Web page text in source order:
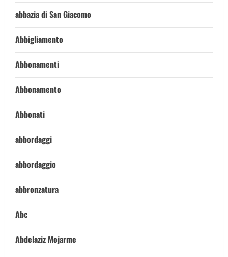
abbazia di San Giacomo
Abbigliamento
Abbonamenti
Abbonamento
Abbonati
abbordaggi
abbordaggio
abbronzatura
Abc
Abdelaziz Mojarme